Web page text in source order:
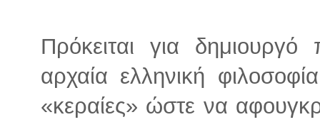
Πρόκειται για
αρχαία ελληνική
«κεραίες» ώστε να